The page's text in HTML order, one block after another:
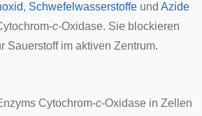
, Schwefelwasserstoffe und Azide
c-Oxidase. Sie blockieren
Sauerstoff im aktiven Zentrum.
Cytochrom-c-Oxidase in Zellen